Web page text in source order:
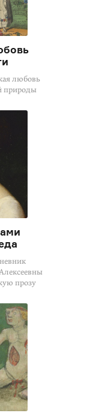
любовь
природы
прозу